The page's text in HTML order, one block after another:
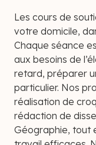
Les cours de
votre domicile,
Chaque séance
aux besoins de
retard, préparer
particulier. Nos
réalisation de
rédaction de
Géographie, tout